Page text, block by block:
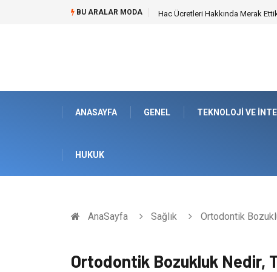
BU ARALAR MODA Öneri Sistemi ile Kurumsal
ANASAYFA GENEL TEKNOLOJI VE
HUKUK
AnaSayfa Sağlık Ortodontik
Ortodontik Bozukluk Nedir,